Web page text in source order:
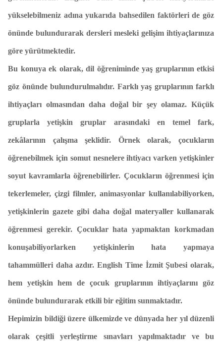
yükselebilmeniz adına yukarıda bahsedilen faktörleri de göz
önünde bulundurarak dersleri mesleki gelişim ihtiyaçlarınıza
göre yürütmektedir.
Bu konuya ek olarak, dil öğreniminde yaş gruplarının etkisi
göz önünde bulundurulmalıdır. Farklı yaş gruplarının farklı
ihtiyaçları olmasından daha doğal bir şey olamaz. Küçük
gruplarla yetişkin gruplar arasındaki en temel fark,
zekâlarının çalışma şeklidir. Örnek olarak, çocukların
öğrenebilmek için somut nesnelere ihtiyacı varken yetişkinler
soyut kavramlarla öğrenebilirler. Çocukların öğrenmesi için
tekerlemeler, çizgi filmler, animasyonlar kullanılabiliyorken,
yetişkinlerin gazete gibi daha doğal materyaller kullanarak
öğrenmesi gerekir. Çocuklar hata yapmaktan korkmadan
konuşabiliyorlarken yetişkinlerin hata yapmaya
tahammülleri daha azdır. English Time İzmit Şubesi olarak,
hem yetişkin hem de çocuk gruplarının ihtiyaçlarını göz
önünde bulundurarak etkili bir eğitim sunmaktadır.
Hepimizin bildiği üzere ülkemizde ve dünyada her yıl düzenli
olarak çeşitli yerleştirme sınavları yapılmaktadır ve bu